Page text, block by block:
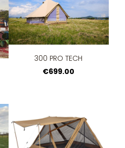
300 PRO TECH
€699.00